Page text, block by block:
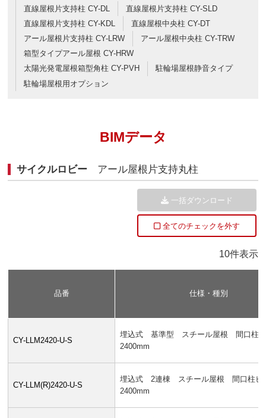
直線屋根片支持柱 CY-DL
直線屋根片支持柱 CY-SLD
直線屋根片支持柱 CY-KDL
直線屋根中央柱 CY-DT
アール屋根片支持柱 CY-LRW
アール屋根中央柱 CY-TRW
箱型タイプアール屋根 CY-HRW
太陽光発電屋根箱型角柱 CY-PVH
駐輪場屋根静音タイプ
駐輪場屋根用オプション
BIMデータ
サイクルロビー アール屋根片支持丸柱
10件表示
一括ダウンロード
全てのチェックを外す
品番 仕様・種別
CY-LLM2420-U-S
埋込式 基準型 スチール屋根 間口柱
2400mm
CY-LLM(R)2420-U-S
埋込式 2連棟 スチール屋根 間口柱ピ
2400mm